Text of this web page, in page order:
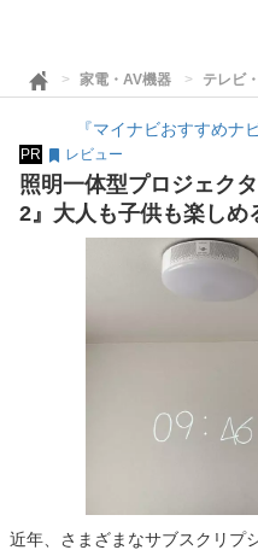
家電・AV機器 テレビ
『マイナビおすすめナ
PR レビュー
照明一体型プロジェク
2』大人も子供も楽しめ
近年、さまざまなサブスクリプ